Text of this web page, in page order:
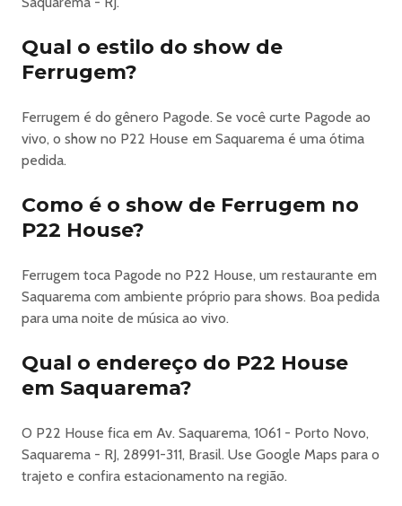
incríveis do Brasil.
capital do surf brasileiro — será palco de um dos eventos
mais aguardados do ano, acontecendo simultaneamente
Serão dias intensos, reunindo grandes nomes da música,
atletas de elite e um público seleto na vibe perfeita.
⸻
7 shows imperdíveis com artistas que dominam o cenário
atual:
OROCHI • L7NNON • CONE CREW DIRETORIA • +5521 •
e muito mais surpresas!
⸻
🏄‍♂️ EXPERIÊNCIA COMPLETA
grandes atletas do surf mundial, artistas, influenciadores e
personalidades, criando uma atmosfera única que mistura
⸻
📍 LOCAL
O evento acontece no P22 House, um espaço paradisíaco
Qual o estilo do show de
Ferrugem?
Ferrugem é do gênero Pagode. Se você curte Pagode ao
vivo, o show no P22 House em Saquarema é uma ótima
pedida.
Como é o show de Ferrugem no
P22 House?
Ferrugem toca Pagode no P22 House, um restaurante em
Saquarema com ambiente próprio para shows. Boa pedida
para uma noite de música ao vivo.
Qual o endereço do P22 House
em Saquarema?
O P22 House fica em Av. Saquarema, 1061 - Porto Novo,
Saquarema - RJ, 28991-311, Brasil. Use Google Maps para o
trajeto e confira estacionamento na região.